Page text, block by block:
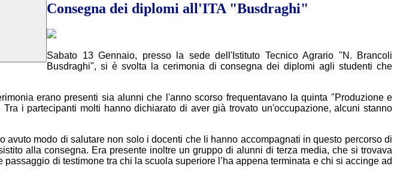
Consegna dei diplomi all'ITA "Busdraghi"
Sabato 13 Gennaio, presso la sede dell'Istituto Tecnico Agrario "N. Brancoli
Busdraghi", si è svolta la cerimonia di consegna dei diplomi agli studenti che
erano presenti sia alunni che l'anno scorso frequentavano la quinta "Produzione e
i partecipanti molti hanno dichiarato di aver già trovato un'occupazione, alcuni stanno
modo di salutare non solo i docenti che li hanno accompagnati in questo percorso di
alla consegna. Era presente inoltre un gruppo di alunni di terza media, che si trovava
di testimone tra chi la scuola superiore l’ha appena terminata e chi si accinge ad